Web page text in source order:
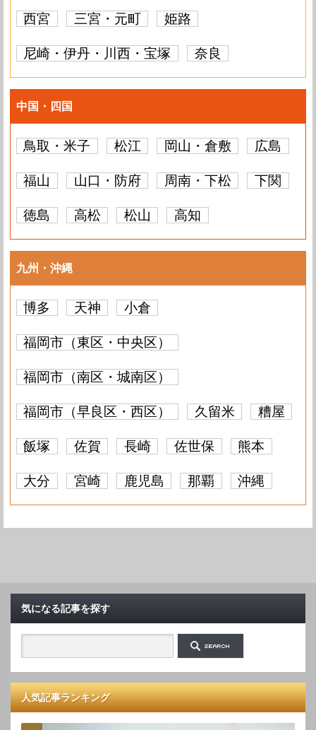
西宮 三宮・元町 姫路
尼崎・伊丹・川西・宝塚 奈良
中国・四国
鳥取・米子 松江 岡山・倉敷 広島
福山 山口・防府 周南・下松 下関
徳島 高松 松山 高知
九州・沖縄
博多 天神 小倉
福岡市（東区・中央区）
福岡市（南区・城南区）
福岡市（早良区・西区） 久留米 糟屋
飯塚 佐賀 長崎 佐世保 熊本
大分 宮崎 鹿児島 那覇 沖縄
気になる記事を探す
人気記事ランキング